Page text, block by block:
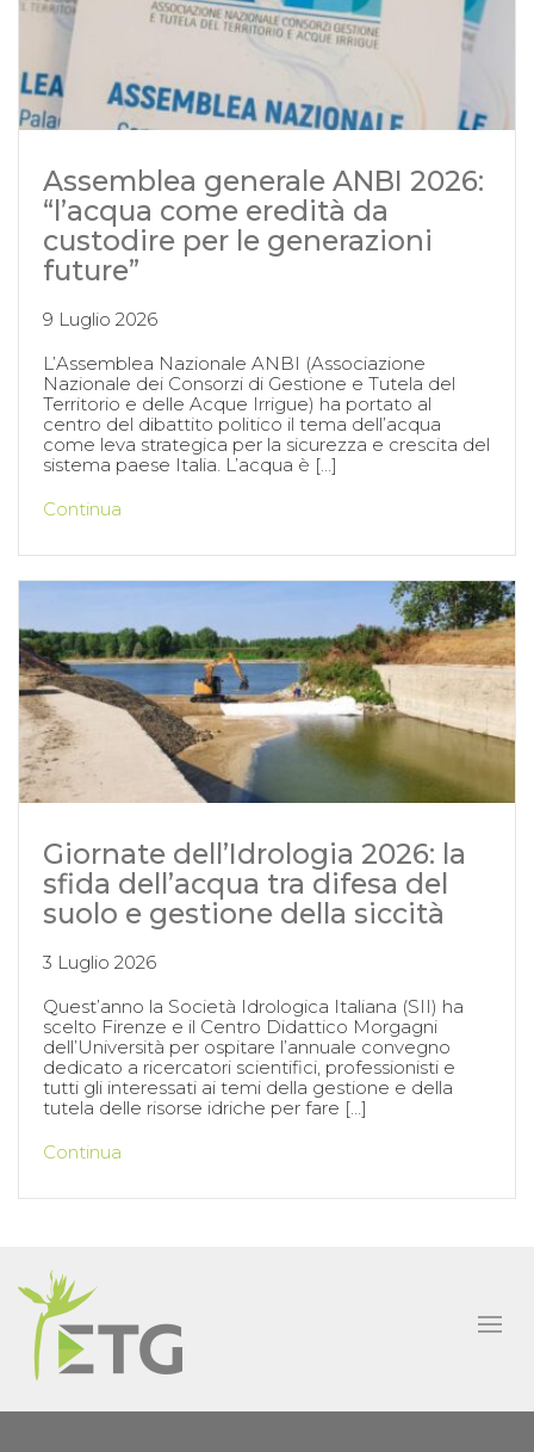
Assemblea generale ANBI 2026:
“l’acqua come eredità da
custodire per le generazioni
future”
9 Luglio 2026
L’Assemblea Nazionale ANBI (Associazione
Nazionale dei Consorzi di Gestione e Tutela del
Territorio e delle Acque Irrigue) ha portato al
centro del dibattito politico il tema dell’acqua
come leva strategica per la sicurezza e crescita del
sistema paese Italia. L’acqua è […]
Continua
Giornate dell’Idrologia 2026: la
sfida dell’acqua tra difesa del
suolo e gestione della siccità
3 Luglio 2026
Quest’anno la Società Idrologica Italiana (SII) ha
scelto Firenze e il Centro Didattico Morgagni
dell’Università per ospitare l’annuale convegno
dedicato a ricercatori scientifici, professionisti e
tutti gli interessati ai temi della gestione e della
tutela delle risorse idriche per fare […]
Continua